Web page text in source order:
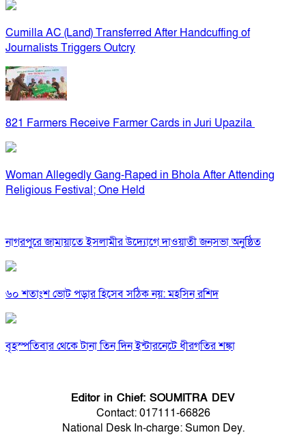
Cumilla AC (Land) Transferred After Handcuffing of
Journalists Triggers Outcry
821 Farmers Receive Farmer Cards in Juri Upazila
Woman Allegedly Gang-Raped in Bhola After Attending
Religious Festival; One Held
নাগরপুরে জামায়াতে ইসলামীর উদ্যোগে দাওয়াতী জনসভা অনুষ্ঠিত
৬০ শতাংশ ভোট পড়ার হিসেব সঠিক নয়: মহসিন রশিদ
বৃহস্পতিবার থেকে টানা তিন দিন ইন্টারনেটে ধীরগতির শঙ্কা
Editor in Chief: SOUMITRA DEV
Contact: 017111-66826
National Desk In-charge: Sumon Dey.